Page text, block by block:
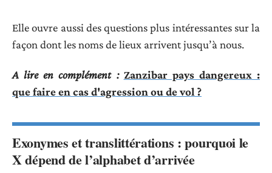
Elle ouvre aussi des questions plus intéressantes sur la
façon dont les noms de lieux arrivent jusqu’à nous.
A lire en complément : Zanzibar pays dangereux :
que faire en cas d'agression ou de vol ?
Exonymes et translittérations : pourquoi le
X dépend de l’alphabet d’arrivée